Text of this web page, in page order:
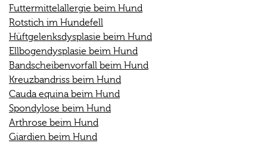
Futtermittelallergie beim Hund
Rotstich im Hundefell
Hüftgelenksdysplasie beim Hund
Ellbogendysplasie beim Hund
Bandscheibenvorfall beim Hund
Kreuzbandriss beim Hund
Cauda equina beim Hund
Spondylose beim Hund
Arthrose beim Hund
Giardien beim Hund